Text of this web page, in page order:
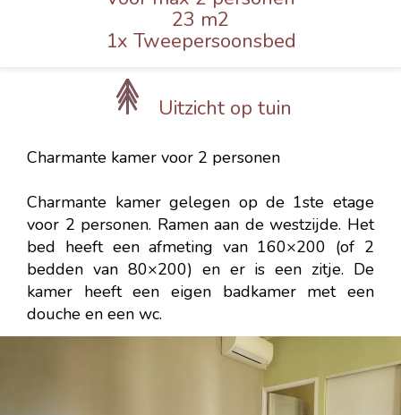
23 m2
1x Tweepersoonsbed
Uitzicht op tuin
Charmante kamer voor 2 personen
Charmante kamer gelegen op de 1ste etage
voor 2 personen. Ramen aan de westzijde. Het
bed heeft een afmeting van 160×200 (of 2
bedden van 80×200) en er is een zitje. De
kamer heeft een eigen badkamer met een
douche en een wc.